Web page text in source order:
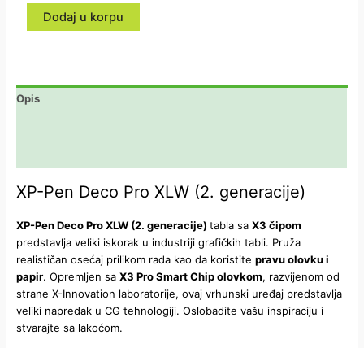
Dodaj u korpu
Opis
XP-Pen Deco Pro XLW (2. generacije)
XP-Pen Deco Pro XLW (2. generacije)tabla saX3 čipom
predstavlja veliki iskorak u industriji grafičkih tabli. Pruža
realističan osećaj prilikom rada kao da koristitepravu olovku i
papir. Opremljen saX3 Pro Smart Chip olovkom, razvijenom od
strane X-Innovation laboratorije, ovaj vrhunski uređaj predstavlja
veliki napredak u CG tehnologiji. Oslobadite vašu inspiraciju i
stvarajte sa lakoćom.